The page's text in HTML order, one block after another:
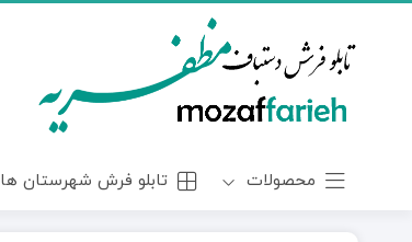
محصولات تابلو فرش شهرستان ها